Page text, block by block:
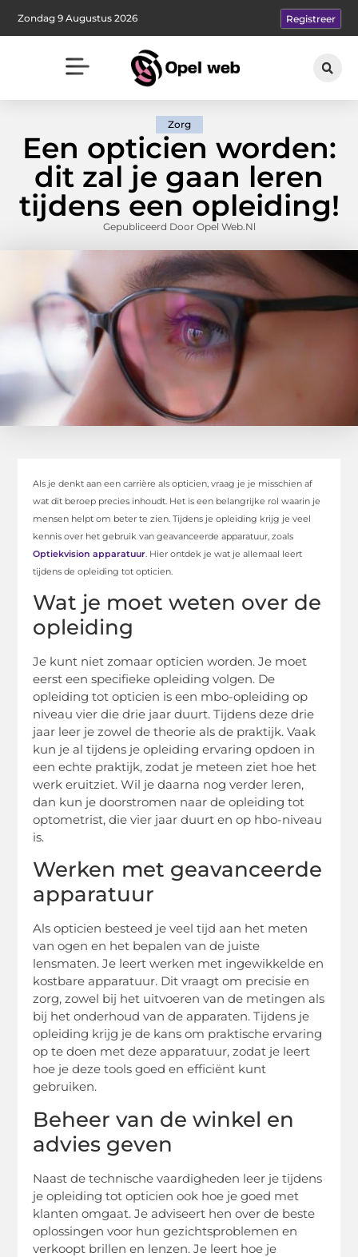
Zondag 9 Augustus 2026 Registreer
Zorg
Een opticien worden:
dit zal je gaan leren
tijdens een opleiding!
Gepubliceerd Door Opel Web.nl
Als je denkt aan een carrière als opticien, vraag je je misschien af
wat dit beroep precies inhoudt. Het is een belangrijke rol waarin je
mensen helpt om beter te zien. Tijdens je opleiding krijg je veel
kennis over het gebruik van geavanceerde apparatuur, zoals
Optiekvision apparatuur . Hier ontdek je wat je allemaal leert
tijdens de opleiding tot opticien.
Wat je moet weten over de
opleiding
Je kunt niet zomaar opticien worden. Je moet
eerst een specifieke opleiding volgen. De
opleiding tot opticien is een mbo-opleiding op
niveau vier die drie jaar duurt. Tijdens deze drie
jaar leer je zowel de theorie als de praktijk. Vaak
kun je al tijdens je opleiding ervaring opdoen in
een echte praktijk, zodat je meteen ziet hoe het
werk eruitziet. Wil je daarna nog verder leren,
dan kun je doorstromen naar de opleiding tot
optometrist, die vier jaar duurt en op hbo-niveau
is.
Werken met geavanceerde
apparatuur
Als opticien besteed je veel tijd aan het meten
van ogen en het bepalen van de juiste
lensmaten. Je leert werken met ingewikkelde en
kostbare apparatuur. Dit vraagt om precisie en
zorg, zowel bij het uitvoeren van de metingen als
bij het onderhoud van de apparaten. Tijdens je
opleiding krijg je de kans om praktische ervaring
op te doen met deze apparatuur, zodat je leert
hoe je deze tools goed en efficiënt kunt
gebruiken.
Beheer van de winkel en
advies geven
Naast de technische vaardigheden leer je tijdens
je opleiding tot opticien ook hoe je goed met
klanten omgaat. Je adviseert hen over de beste
oplossingen voor hun gezichtsproblemen en
verkoopt brillen en lenzen. Je leert hoe je